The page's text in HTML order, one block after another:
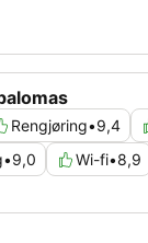
Rengjøring•9,4
•9,0 Wi-fi•8,9